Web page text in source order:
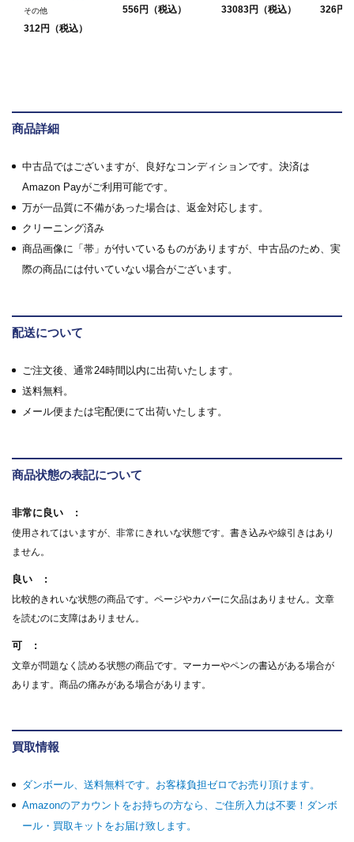
その他
312円（税込）
556円（税込） 33083円（税込） 326円
商品詳細
中古品ではございますが、良好なコンディションです。決済は
Amazon Payがご利用可能です。
万が一品質に不備があった場合は、返金対応します。
クリーニング済み
商品画像に「帯」が付いているものがありますが、中古品のため、実
際の商品には付いていない場合がございます。
配送について
ご注文後、通常24時間以内に出荷いたします。
送料無料。
メール便または宅配便にて出荷いたします。
商品状態の表記について
非常に良い
使用されてはいますが、非常にきれいな状態です。書き込みや線引きはあり
ません。
良い
比較的きれいな状態の商品です。ページやカバーに欠品はありません。文章
を読むのに支障はありません。
可
文章が問題なく読める状態の商品です。マーカーやペンの書込がある場合が
あります。商品の痛みがある場合があります。
買取情報
ダンボール、送料無料です。お客様負担ゼロでお売り頂けます。
Amazonのアカウントをお持ちの方なら、ご住所入力は不要！ダンボ
ール・買取キットをお届け致します。